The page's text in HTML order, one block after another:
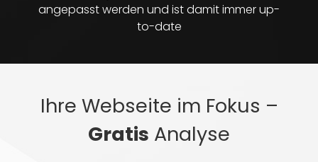
angepasst werden und ist damit immer up-
to-date
Ihre Webseite im Fokus –
Gratis Analyse